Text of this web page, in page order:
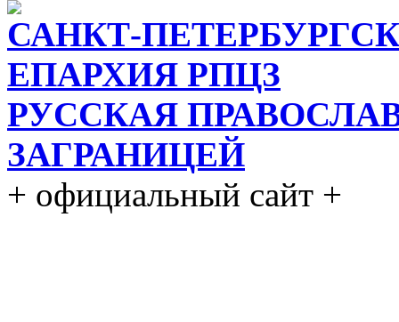
САНКТ-
ЕПАРХИЯ РПЦЗ
РУССКАЯ
ЗАГРАНИЦЕЙ
+ официальный сайт +